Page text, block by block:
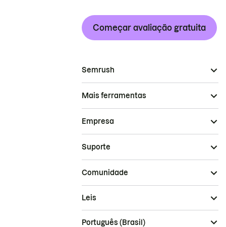
Começar avaliação gratuita
Semrush
Mais ferramentas
Empresa
Suporte
Comunidade
Leis
Português (Brasil)